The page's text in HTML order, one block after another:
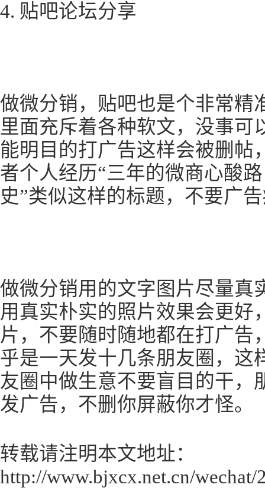
4. 贴吧论坛分享
做微分销，贴吧也是个非常精
里面充斥着各种软文，没事可
能明目的打广告这样会被删帖
者个人经历“三年的微商心酸
史”类似这样的标题，不要广
做微分销用的文字图片尽量真
用真实朴实的照片效果会更好
片，不要随时随地都在打广告
乎是一天发十几条朋友圈，这
友圈中做生意不要盲目的干，
发广告，不删你屏蔽你才怪。
转载请注明本文地址：
http://www.bjxcx.net.cn/wechat/